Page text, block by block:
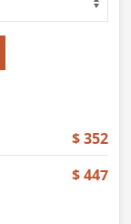
$ 352
$ 447